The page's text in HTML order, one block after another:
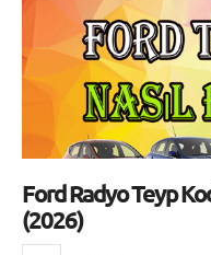
Ford Radyo Teyp
(2026)